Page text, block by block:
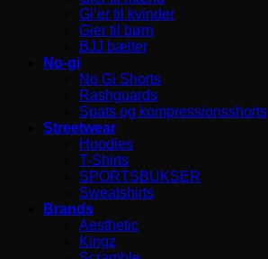
Gi’er til kvinder
Gier til børn
BJJ bælter
No-gi
No Gi Shorts
Rashguards
Spats og kompressionsshorts
Streetwear
Hoodies
T-Shirts
SPORTSBUKSER
Sweatshirts
Brands
Aesthetic
Kingz